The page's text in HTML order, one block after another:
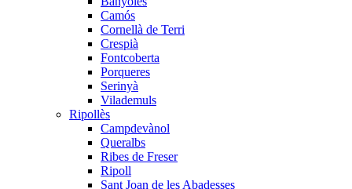
Camós
Cornellà de Terri
Crespià
Fontcoberta
Porqueres
Serinyà
Vilademuls
Ripollès
Campdevànol
Queralbs
Ribes de Freser
Ripoll
Sant Joan de les Abadesses